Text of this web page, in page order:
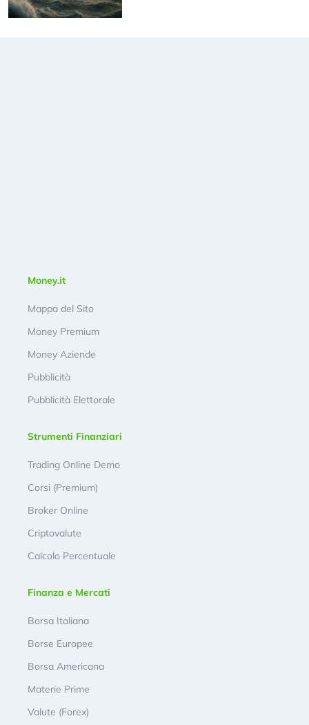
Money.it
Mappa del Sito
Money Premium
Money Aziende
Pubblicità
Pubblicità Elettorale
Strumenti Finanziari
Trading Online Demo
Corsi (Premium)
Broker Online
Criptovalute
Calcolo Percentuale
Finanza e Mercati
Borsa Italiana
Borse Europee
Borsa Americana
Materie Prime
Valute (Forex)